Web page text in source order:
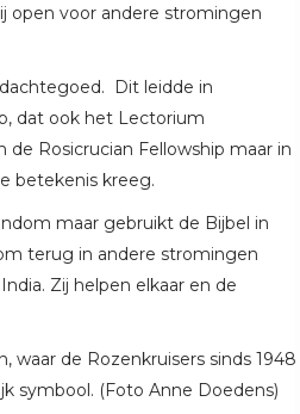
open voor andere stromingen
Dit leidde in
dat ook het Lectorium
Rosicrucian Fellowship maar in
betekenis kreeg.
maar gebruikt de Bijbel in
terug in andere stromingen
Zij helpen elkaar en de
waar de Rozenkruisers sinds 1948
symbool. (Foto Anne Doedens)